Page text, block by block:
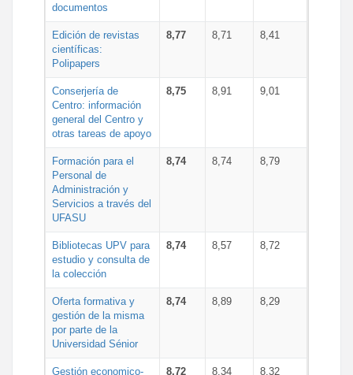
documentos
Edición de revistas
científicas:
Polipapers
8,77 8,71 8,41
Conserjería de
Centro: información
general del Centro y
otras tareas de apoyo
8,75 8,91 9,01
Formación para el
Personal de
Administración y
Servicios a través del
UFASU
8,74 8,74 8,79
Bibliotecas UPV para
estudio y consulta de
la colección
8,74 8,57 8,72
Oferta formativa y
gestión de la misma
por parte de la
Universidad Sénior
8,74 8,89 8,29
Gestión economico- 8,72 8,34 8,32